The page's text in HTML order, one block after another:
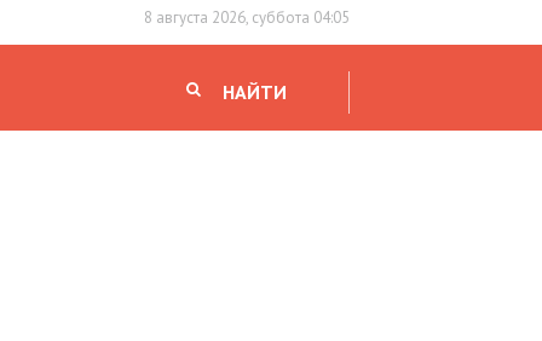
8 августа 2026, суббота 04:05
НАЙТИ